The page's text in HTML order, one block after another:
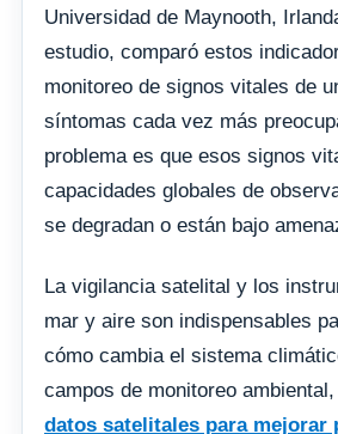
Universidad de Maynooth,
estudio, comparó estos
monitoreo de signos vitales de
síntomas cada vez más
problema es que esos signos
capacidades globales de
se degradan o están bajo
La vigilancia satelital y los
mar y aire son indispensables
cómo cambia el sistema
campos de monitoreo
datos satelitales para mejorar